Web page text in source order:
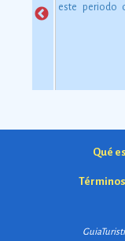
este periodo
Qué